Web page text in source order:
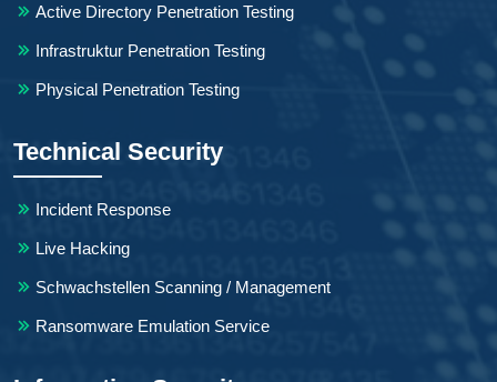
Active Directory Penetration Testing
Infrastruktur Penetration Testing
Physical Penetration Testing
Technical Security
Incident Response
Live Hacking
Schwachstellen Scanning / Management
Ransomware Emulation Service